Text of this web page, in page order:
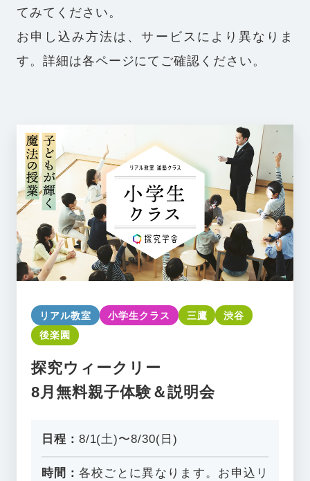
てみてください。
お申し込み方法は、サービスにより異なりま
す。詳細は各ページにてご確認ください。
リアル教室 小学生クラス 三鷹
渋谷
後楽園
探究ウィークリー
8月無料親子体験＆説明会
日程： 8/1(土)〜8/30(日)
時間： 各校ごとに異なります。お申込リ